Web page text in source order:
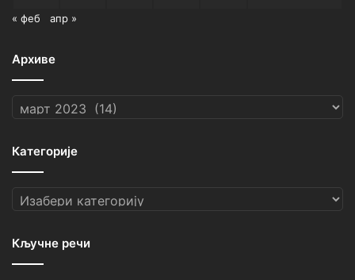
« феб апр »
Архиве
Категорије
Категорије
Кључне речи